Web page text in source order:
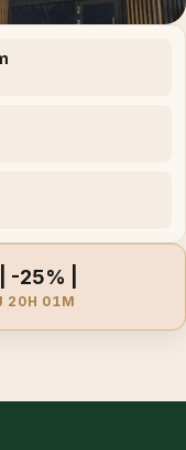
-25% |
20H 01M